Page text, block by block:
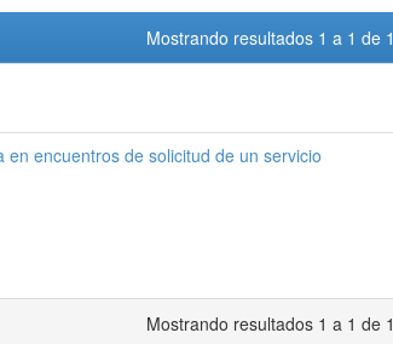
Mostrando resultados 1 a 1 de 1
en encuentros de solicitud de un servicio
Mostrando resultados 1 a 1 de 1